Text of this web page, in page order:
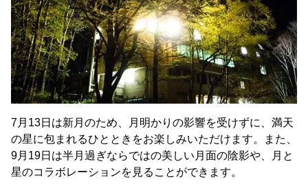
7月13日は新月のため、月明かりの影響を受けずに、満天
の星に包まれるひとときをお楽しみいただけます。また、
9月19日は半月過ぎならではの美しい月面の陰影や、月と
星のコラボレーションを見ることができます。